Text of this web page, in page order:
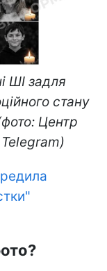
ШІ задля
стану
Центр
Telegram)